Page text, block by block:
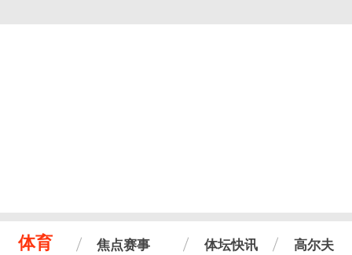
体育 焦点赛事 体坛快讯 高尔夫